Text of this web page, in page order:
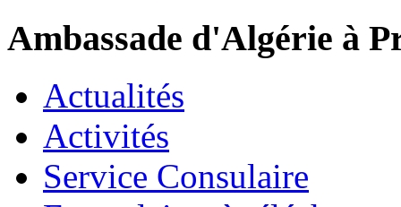
Ambassade d'Algérie à
Actualités
Activités
Service Consulaire